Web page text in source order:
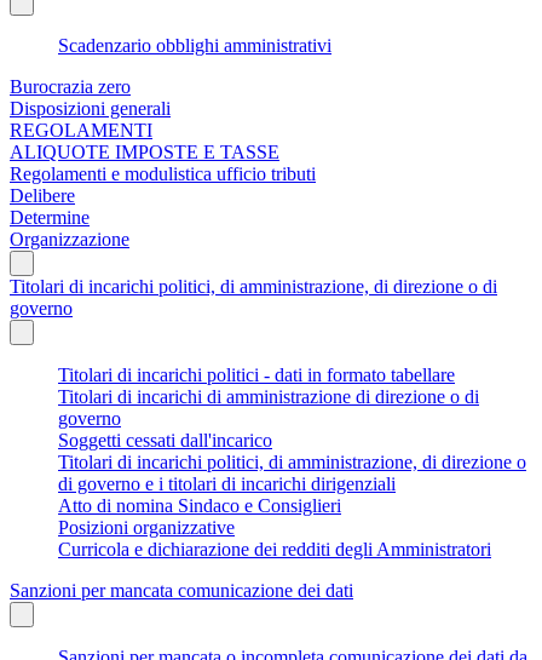
Scadenzario obblighi amministrativi
Burocrazia zero
Disposizioni generali
REGOLAMENTI
ALIQUOTE IMPOSTE E TASSE
Regolamenti e modulistica ufficio tributi
Delibere
Determine
Organizzazione
Titolari di incarichi politici, di amministrazione, di direzione o di
governo
Titolari di incarichi politici - dati in formato tabellare
Titolari di incarichi di amministrazione di direzione o di
governo
Soggetti cessati dall'incarico
Titolari di incarichi politici, di amministrazione, di direzione o
di governo e i titolari di incarichi dirigenziali
Atto di nomina Sindaco e Consiglieri
Posizioni organizzative
Curricola e dichiarazione dei redditi degli Amministratori
Sanzioni per mancata comunicazione dei dati